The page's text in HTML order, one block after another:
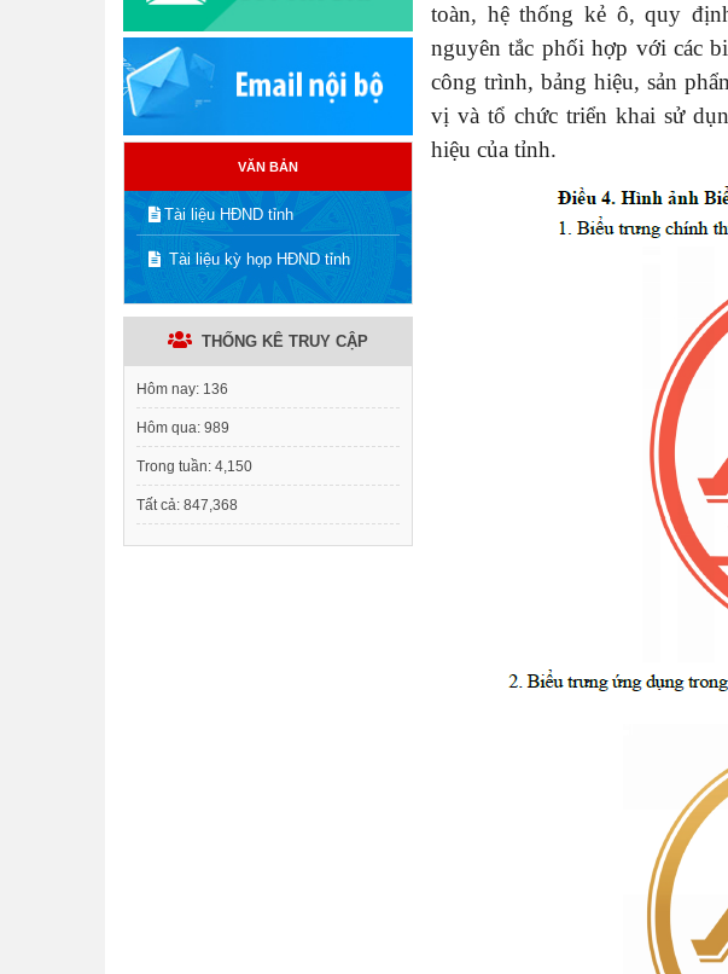
VĂN BẢN
Tài liệu HĐND tỉnh
Tài liệu kỳ họp HĐND tỉnh
THỐNG KÊ TRUY CẬP
Hôm nay: 136
Hôm qua: 989
Trong tuần: 4,150
Tất cả: 847,368
toàn, hệ thống kẻ ô, quy
nguyên tắc phối hợp với các
công trình, bảng hiệu, sản
vị và tổ chức triển khai sử
hiệu của tỉnh.